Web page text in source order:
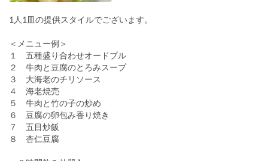
1人1皿の提供スタイルでございます。
＜メニュー例＞
１ 五種盛り合わせオードブル
２ 牛肉と豆腐のとろみスープ
３ 大海老のチリソース
４ 海老焼売
５ 牛肉と竹の子の炒め
６ 豆腐の卵包み香り焼き
７ 五目炒飯
８ 杏仁豆腐